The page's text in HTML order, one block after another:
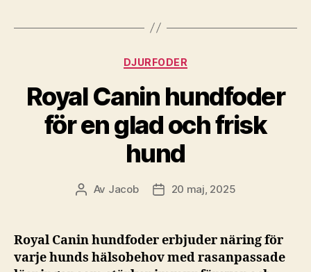
Kategorier
DJURFODER
Royal Canin hundfoder
för en glad och frisk
hund
Inläggsförfattare
Av Jacob Inläggsdatum
20 maj, 2025
Royal Canin hundfoder erbjuder näring för
varje hunds hälsobehov med rasanpassade